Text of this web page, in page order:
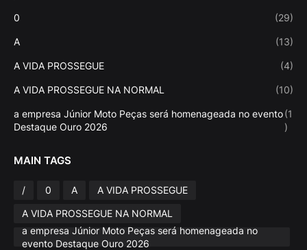
0 (29)
A (13)
A VIDA PROSSEGUE (4)
A VIDA PROSSEGUE NA NORMAL (10)
a empresa Júnior Moto Peças será homenageada no evento
Destaque Ouro 2026
(1
)
MAIN TAGS
/ 0 A
A VIDA PROSSEGUE
A VIDA PROSSEGUE NA NORMAL
a empresa Júnior Moto Peças será homenageada no
evento Destaque Ouro 2026